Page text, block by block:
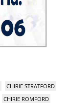
CHIRIE STRATFORD
CHIRIE ROMFORD